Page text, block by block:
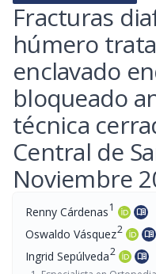
Fracturas
húmero
enclavado
bloqueado
técnica
Central de
Noviembre
Renny Cárdenas1 menu_book
Oswaldo Vásquez2 menu_book
Ingrid Sepúlveda2 menu_book